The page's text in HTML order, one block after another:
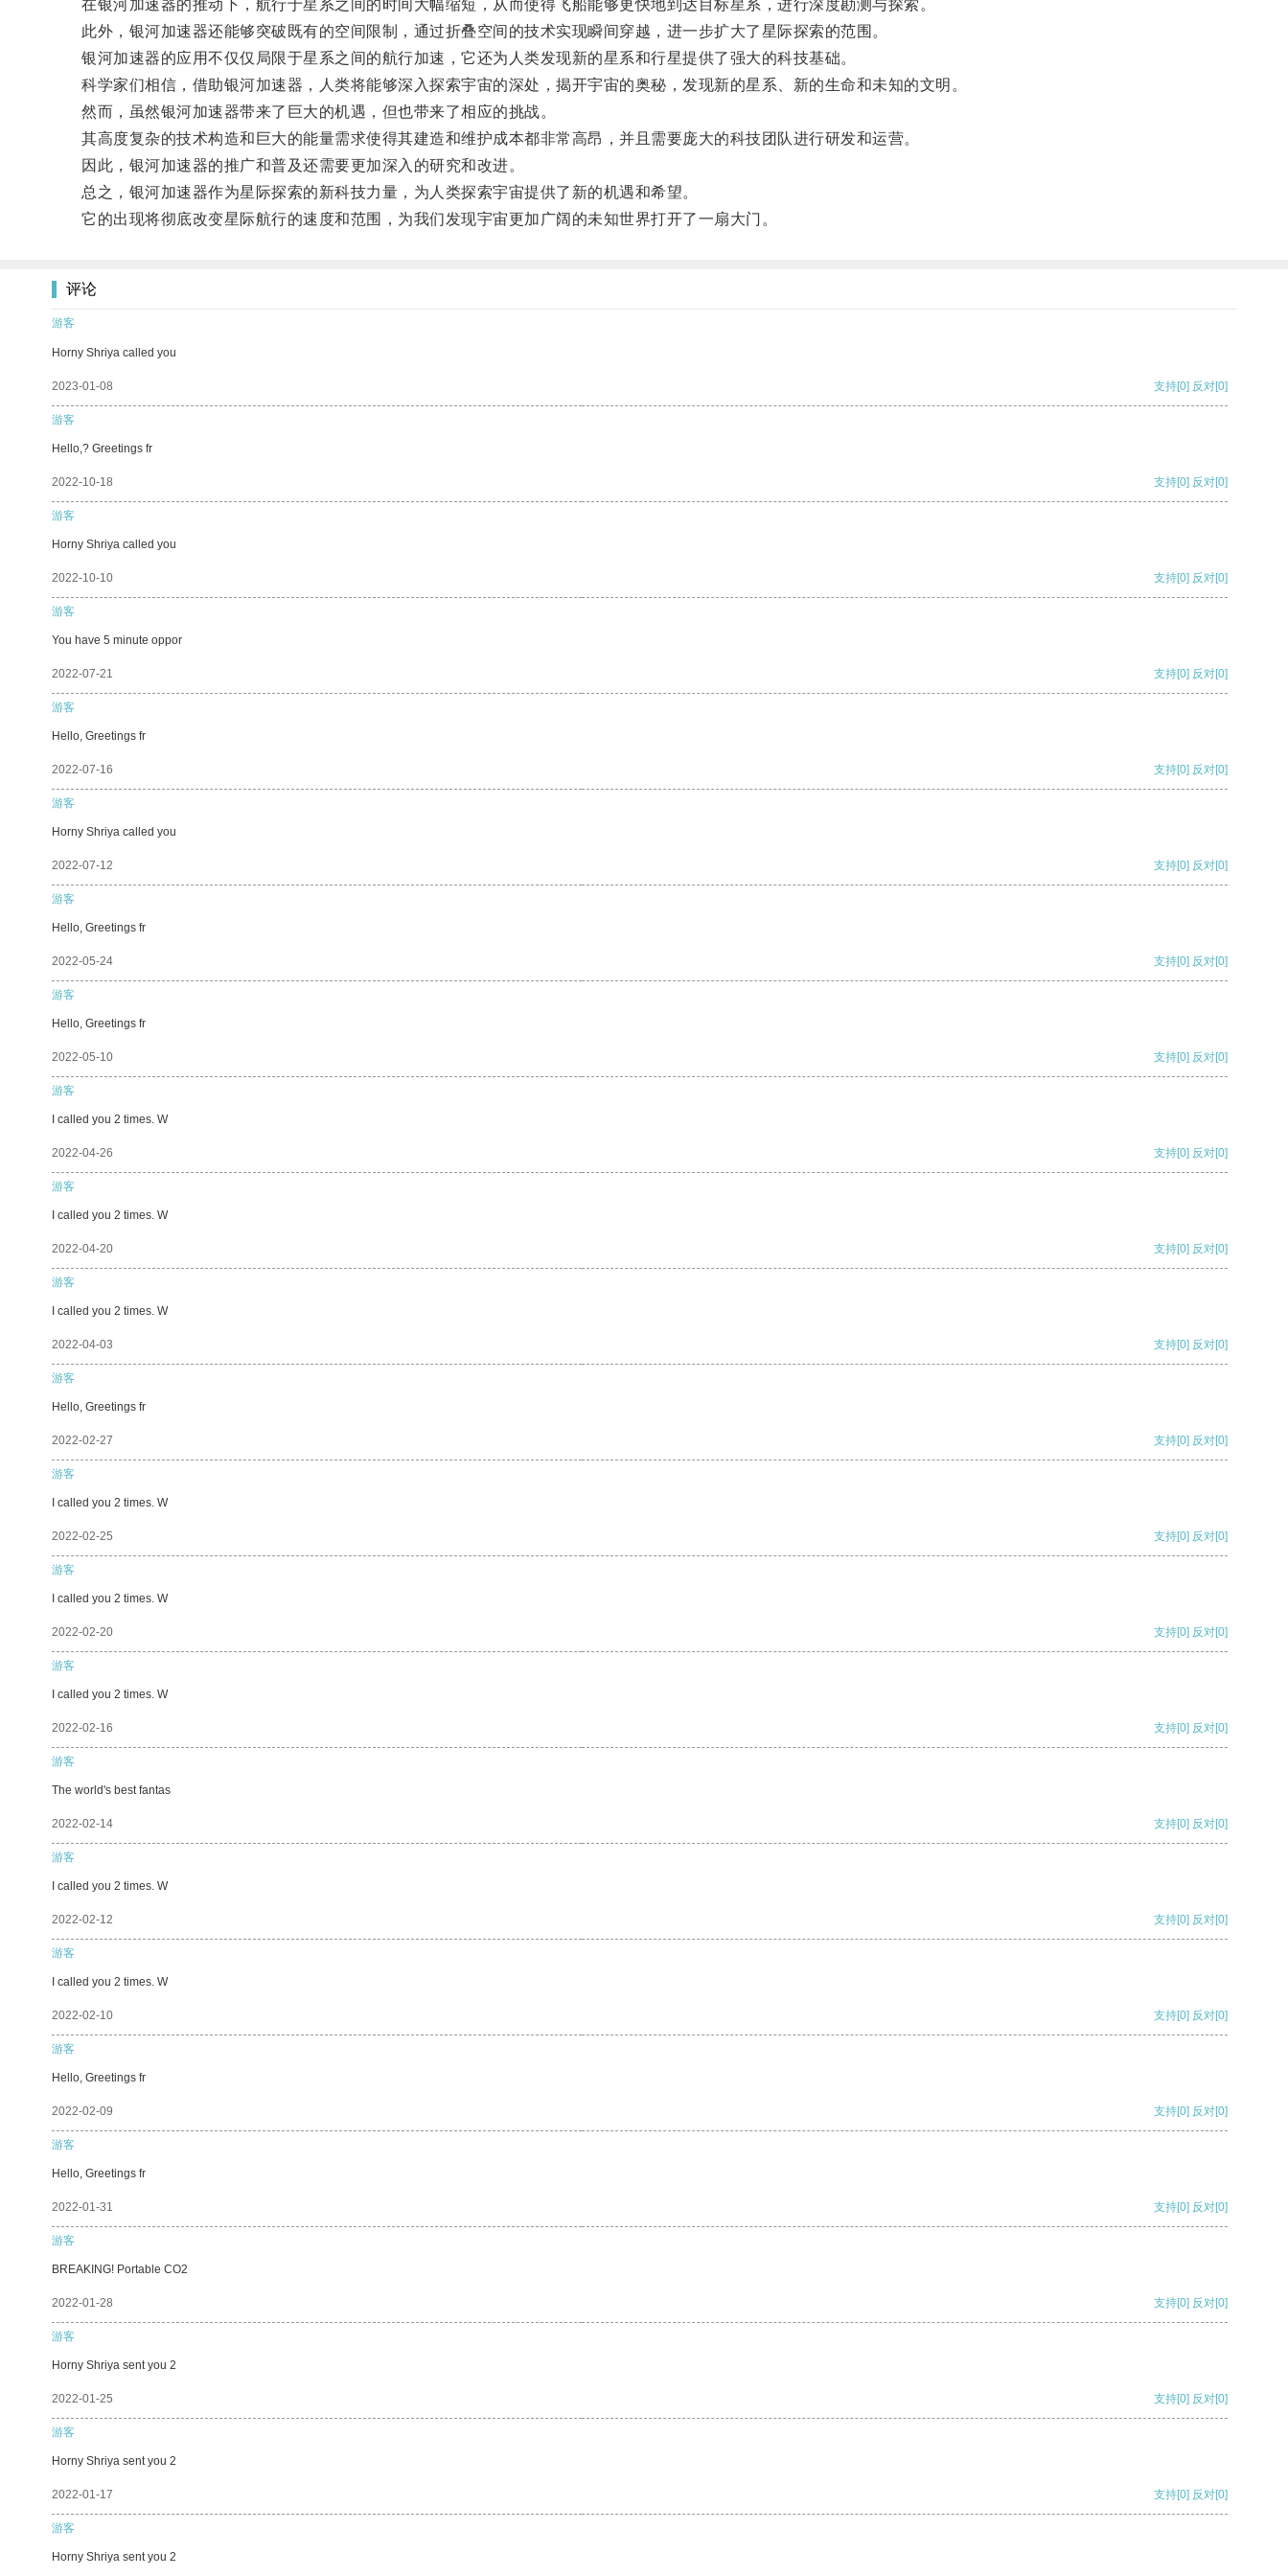
在银河加速器的推动下，航行于星系之间的时间大幅缩短，从而使得飞船能够更快地到达目标星系，进行深度勘测与探索。
此外，银河加速器还能够突破既有的空间限制，通过折叠空间的技术实现瞬间穿越，进一步扩大了星际探索的范围。
银河加速器的应用不仅仅局限于星系之间的航行加速，它还为人类发现新的星系和行星提供了强大的科技基础。
科学家们相信，借助银河加速器，人类将能够深入探索宇宙的深处，揭开宇宙的奥秘，发现新的星系、新的生命和未知的文明。
然而，虽然银河加速器带来了巨大的机遇，但也带来了相应的挑战。
其高度复杂的技术构造和巨大的能量需求使得其建造和维护成本都非常高昂，并且需要庞大的科技团队进行研发和运营。
因此，银河加速器的推广和普及还需要更加深入的研究和改进。
总之，银河加速器作为星际探索的新科技力量，为人类探索宇宙提供了新的机遇和希望。
它的出现将彻底改变星际航行的速度和范围，为我们发现宇宙更加广阔的未知世界打开了一扇大门。
评论
游客
Horny Shriya called you
2023-01-08 支持[0] 反对[0]
游客
Hello,? Greetings fr
2022-10-18 支持[0] 反对[0]
游客
Horny Shriya called you
2022-10-10 支持[0] 反对[0]
游客
You have 5 minute oppor
2022-07-21 支持[0] 反对[0]
游客
Hello, Greetings fr
2022-07-16 支持[0] 反对[0]
游客
Horny Shriya called you
2022-07-12 支持[0] 反对[0]
游客
Hello, Greetings fr
2022-05-24 支持[0] 反对[0]
游客
Hello, Greetings fr
2022-05-10 支持[0] 反对[0]
游客
I called you 2 times. W
2022-04-26 支持[0] 反对[0]
游客
I called you 2 times. W
2022-04-20 支持[0] 反对[0]
游客
I called you 2 times. W
2022-04-03 支持[0] 反对[0]
游客
Hello, Greetings fr
2022-02-27 支持[0] 反对[0]
游客
I called you 2 times. W
2022-02-25 支持[0] 反对[0]
游客
I called you 2 times. W
2022-02-20 支持[0] 反对[0]
游客
I called you 2 times. W
2022-02-16 支持[0] 反对[0]
游客
The world's best fantas
2022-02-14 支持[0] 反对[0]
游客
I called you 2 times. W
2022-02-12 支持[0] 反对[0]
游客
I called you 2 times. W
2022-02-10 支持[0] 反对[0]
游客
Hello, Greetings fr
2022-02-09 支持[0] 反对[0]
游客
Hello, Greetings fr
2022-01-31 支持[0] 反对[0]
游客
BREAKING! Portable CO2
2022-01-28 支持[0] 反对[0]
游客
Horny Shriya sent you 2
2022-01-25 支持[0] 反对[0]
游客
Horny Shriya sent you 2
2022-01-17 支持[0] 反对[0]
游客
Horny Shriya sent you 2